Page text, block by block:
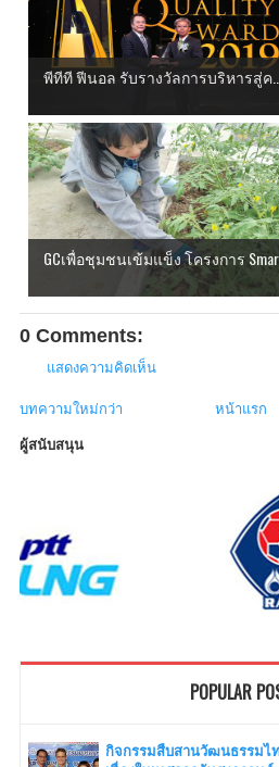
พีทีที ฟีนอล รับรางวัลการบริหารสู่ค...
GCเพื่อชุมชนเข้มแข็ง โครงการ
0 Comments:
แสดงความคิดเห็น
บทความใหม่กว่า หน้าแรก
ผู้สนับสนุน
POPULAR
กิจกรรมสืบสานวัฒนธรรมไ